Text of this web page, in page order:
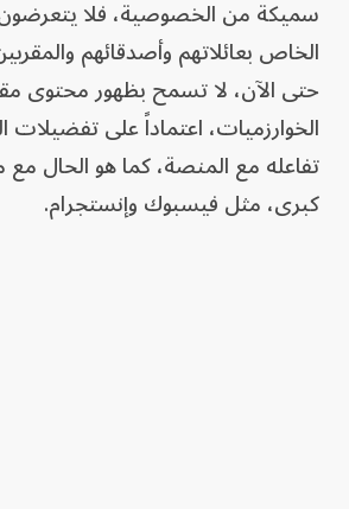
سميكة من الخصوصية، فلا يتعرضون
الخاص بعائلاتهم وأصدقائهم
حتى الآن، لا تسمح بظهور محتوى
الخوارزميات، اعتماداً على
تفاعله مع المنصة، كما هو الحال
كبرى، مثل فيسبوك وإنستجرام.